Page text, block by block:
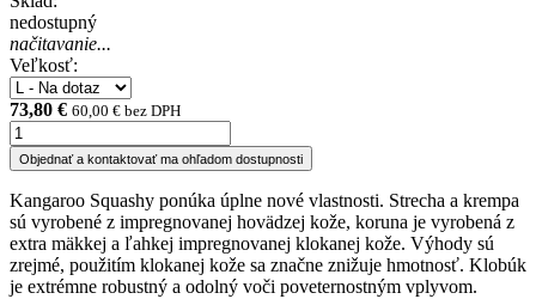
nedostupný
načitavanie...
Veľkosť:
73,80 € 60,00 € bez DPH
Objednať a kontaktovať ma ohľadom dostupnosti
Kangaroo Squashy ponúka úplne nové vlastnosti. Strecha a krempa
sú vyrobené z impregnovanej hovädzej kože, koruna je vyrobená z
extra mäkkej a ľahkej impregnovanej klokanej kože. Výhody sú
zrejmé, použitím klokanej kože sa značne znižuje hmotnosť. Klobúk
je extrémne robustný a odolný voči poveternostným vplyvom.